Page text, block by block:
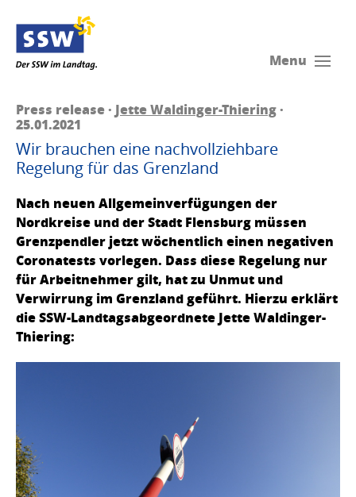
Menu
Press release · Jette Waldinger-Thiering·
25.01.2021
Wir brauchen eine nachvollziehbare
Regelung für das Grenzland
Nach neuen Allgemeinverfügungen der
Nordkreise und der Stadt Flensburg müssen
Grenzpendler jetzt wöchentlich einen negativen
Coronatests vorlegen. Dass diese Regelung nur
für Arbeitnehmer gilt, hat zu Unmut und
Verwirrung im Grenzland geführt. Hierzu erklärt
die SSW-Landtagsabgeordnete Jette Waldinger-
Thiering: